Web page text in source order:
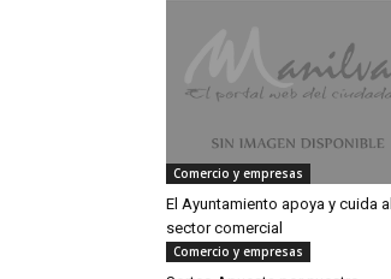
Comercio y empresas
El Ayuntamiento apoya y cuida al
sector comercial
Comercio y empresas